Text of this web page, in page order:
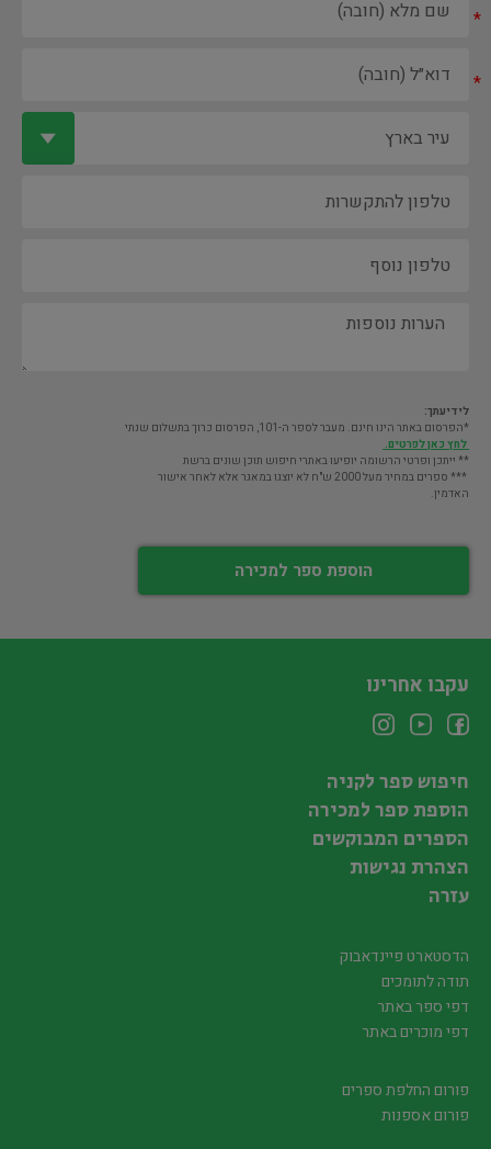
*
*
לידיעתך:
*הפרסום באתר הינו חינם. מעבר לספר ה-101, הפרסום כרוך בתשלום שנתי
לחץ כאן לפרטים.
** ייתכן ופרטי הרשומה יופיעו באתרי חיפוש תוכן שונים ברשת
*** ספרים במחיר מעל 2000 ש"ח לא יוצגו במאגר אלא לאחר אישור
האדמין.
הוספת ספר למכירה
עקבו אחרינו
חיפוש ספר לקניה
הוספת ספר למכירה
הספרים המבוקשים
הצהרת נגישות
עזרה
הדסטארט פיינדאבוק
תודה לתומכים
דפי ספר באתר
דפי מוכרים באתר
פורום החלפת ספרים
פורום אספנות